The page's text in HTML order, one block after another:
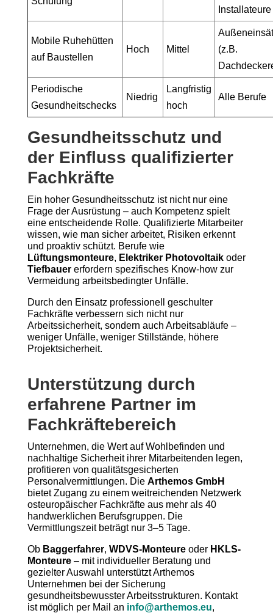
Installateure
Mobile Ruhehütten
auf Baustellen
Hoch Mittel
(z.B.
Periodische
Gesundheitschecks
Niedrig
Langfristig
hoch
Alle Berufe
Gesundheitsschutz und
der Einfluss qualifizierter
Fachkräfte
Ein hoher Gesundheitsschutz ist nicht nur eine
Frage der Ausrüstung – auch Kompetenz spielt
eine entscheidende Rolle. Qualifizierte Mitarbeiter
wissen, wie man sicher arbeitet, Risiken erkennt
und proaktiv schützt. Berufe wie
Lüftungsmonteure, Elektriker Photovoltaikoder
Tiefbauererfordern spezifisches Know-how zur
Vermeidung arbeitsbedingter Unfälle.
Durch den Einsatz professionell geschulter
Fachkräfte verbessern sich nicht nur
Arbeitssicherheit, sondern auch Arbeitsabläufe –
weniger Unfälle, weniger Stillstände, höhere
Projektsicherheit.
Unterstützung durch
erfahrene Partner im
Fachkräftebereich
Unternehmen, die Wert auf Wohlbefinden und
nachhaltige Sicherheit ihrer Mitarbeitenden legen,
profitieren von qualitätsgesicherten
Personalvermittlungen. Die Arthemos GmbH
bietet Zugang zu einem weitreichenden Netzwerk
osteuropäischer Fachkräfte aus mehr als 40
handwerklichen Berufsgruppen. Die
Vermittlungszeit beträgt nur 3–5 Tage.
Ob Baggerfahrer, WDVS-Monteureoder HKLS-
Monteure– mit individueller Beratung und
gezielter Auswahl unterstützt Arthemos
Unternehmen bei der Sicherung
gesundheitsbewusster Arbeitsstrukturen. Kontakt
ist möglich per Mail an info@arthemos.eu,